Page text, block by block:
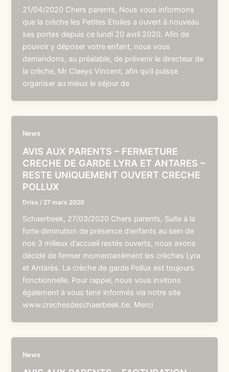
21/04/2020 Chers parents, Nous vous informons
que la crèche les Petites Etoiles a ouvert à nouveau
ses portes depuis ce lundi 20 avril 2020. Afin de
pouvoir y déposer votre enfant, nous vous
demandons, au préalable, de prévenir le directeur de
la crèche, Mr Claeys Vincent, afin qu’il puisse
organiser au mieux le séjour de
News
AVIS AUX PARENTS – FERMETURE
CRECHE DE GARDE LYRA ET ANTARES –
RESTE UNIQUEMENT OUVERT CRECHE
POLLUX
Driss / 27 mars 2020
Schaerbeek, 27/03/2020 Chers parents, Suite à la
forte diminution de présence d’enfants au sein de
nos 3 milieux d’accueil restés ouverts, nous avons
décidé de fermer momentanément les crèches Lyra
et Antarès. La crèche de garde Pollux est toujours
fonctionnelle. Pour rappel, nous vous invitons
également à vous tenir informés via notre site
www.crechesdeschaerbeek.be. Merci
News